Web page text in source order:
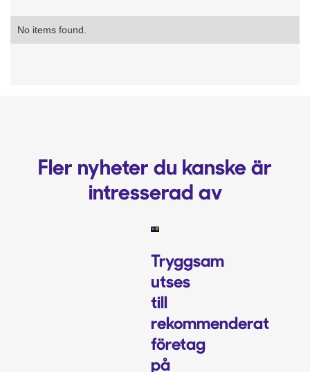
No items found.
Fler nyheter du kanske är
intresserad av
Tryggsam
utses
till
rekommenderat
företag
på